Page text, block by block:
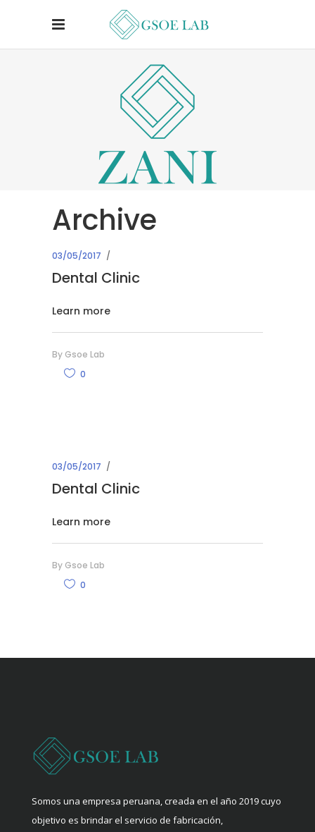
Archive
03/05/2017
Dental Clinic
Learn more
By Gsoe Lab
0
03/05/2017
Dental Clinic
Learn more
By Gsoe Lab
0
Somos una empresa peruana, creada en el año 2019 cuyo
objetivo es brindar el servicio de fabricación,